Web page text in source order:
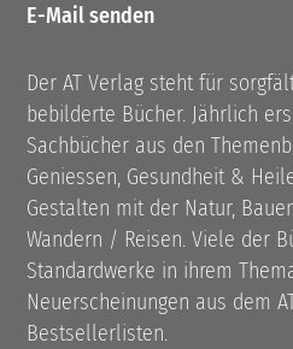
E-Mail senden
Der AT Verlag steht für
bebilderte Bücher. Jährlich
Sachbücher aus den
Geniessen, Gesundheit &
Gestalten mit der Natur,
Wandern / Reisen. Viele der
Standardwerke in ihrem
Neuerscheinungen aus dem
Bestsellerlisten.